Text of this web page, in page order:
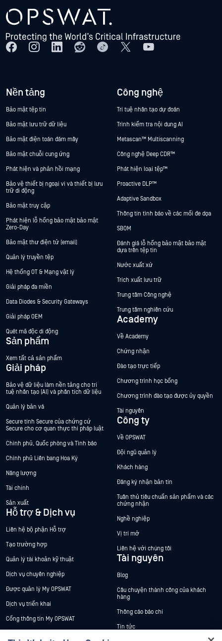
Nền tảng
Bảo mật tệp tin
Bảo mật lưu trữ dữ liệu
Bảo mật điện toán đám mây
Bảo mật chuỗi cung ứng
Phát hiện và phản hồi mạng
Bảo vệ thiết bị ngoại vi và thiết bị lưu
trữ di động
Bảo mật truy cập
Phát hiện lỗ hổng bảo mật bảo mật
Zero-Day
Bảo mật thư điện tử (email)
Quản lý truyền tệp
Hệ thống OT & Mạng vật lý
Giải pháp đa miền
Data Diodes & Security Gateways
Giải pháp OEM
Quét mã độc di động
Sản phẩm
Xem tất cả sản phẩm
Giải pháp
Bảo vệ dữ liệu làm nền tảng cho trí
tuệ nhân tạo (AI) và phân tích dữ liệu
Quản lý bản vá
Secure tính Secure của chứng cứ
Secure cho cơ quan thực thi pháp luật
Chính phủ, Quốc phòng và Tình báo
Chính phủ Liên bang Hoa Kỳ
Năng lượng
Tài chính
Sản xuất
Hỗ trợ & Dịch vụ
Liên hệ bộ phận Hỗ trợ
Tạo trường hợp
Quản lý tài khoản kỹ thuật
Dịch vụ chuyên nghiệp
Được quản lý My OPSWAT
Dịch vụ triển khai
Cổng thông tin My OPSWAT
Công nghệ
Trí tuệ nhân tạo dự đoán
Trình kiểm tra nội dung AI
Metascan™ Multiscanning
Công nghệ Deep CDR™
Phát hiện loại tệp™
Proactive DLP™
Adaptive Sandbox
Thông tin tình báo về các mối đe dọa
SBOM
Đánh giá lỗ hổng bảo mật bảo mật
dựa trên tệp tin
Nước xuất xứ
Trích xuất lưu trữ
Trung tâm Công nghệ
Trung tâm nghiên cứu
Academy
Về Academy
Chứng nhận
Đào tạo trực tiếp
Chương trình học bổng
Chương trình đào tạo được ủy quyền
Tài nguyên
Công ty
Về OPSWAT
Đội ngũ quản lý
Khách hàng
Đăng ký nhận bản tin
Tuân thủ tiêu chuẩn sản phẩm và các
chứng nhận
Nghề nghiệp
Vị trí mở
Liên hệ với chúng tôi
Tài nguyên
Blog
Câu chuyện thành công của khách
hàng
Thông cáo báo chí
Tin tức